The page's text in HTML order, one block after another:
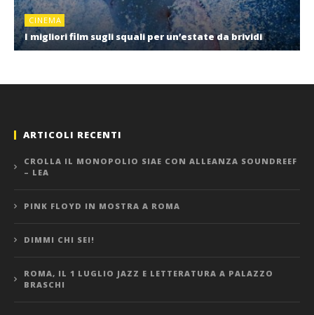
CINEMA
I migliori film sugli squali per un’estate da brividi
ARTICOLI RECENTI
CROLLA IL MONOPOLIO SIAE CON ALLEANZA SOUNDREEF
– LEA
PINK FLOYD IN MOSTRA A ROMA
DIMMI CHI SEI!
ROMA, IL 1 LUGLIO JAZZ E LETTERATURA A PALAZZO
BRASCHI